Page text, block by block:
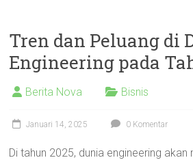
Tren dan Peluang di
Engineering pada
Berita Nova Bisnis
Januari 14, 2025 0 Komentar
Di tahun 2025, dunia engineering akan